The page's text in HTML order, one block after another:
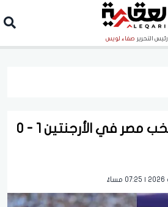
رئيس التحرير صفاء لويس
شاهد هدف منتخب مصر في الأرجنتين 1 - 0